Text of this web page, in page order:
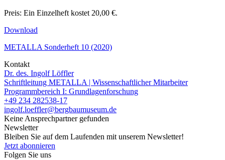
Preis: Ein Einzelheft kostet 20,00 €.
Download
METALLA Sonderheft 10 (2020)
Kontakt
Dr. des. Ingolf Löffler
Schriftleitung METALLA | Wissenschaftlicher Mitarbeiter
Programmbereich I: Grundlagenforschung
+49 234 282538-17
ingolf.loeffler@bergbaumuseum.de
Keine Ansprechpartner gefunden
Newsletter
Bleiben Sie auf dem Laufenden mit unserem Newsletter!
Jetzt abonnieren
Folgen Sie uns